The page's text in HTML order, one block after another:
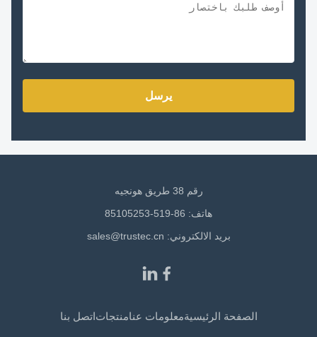
يرسل
هاتف: 86-519-85105253
بريد الالكتروني: sales@trustec.cn
الصفحة الرئيسيةمعلومات عنامنتجاتاتصل بنا